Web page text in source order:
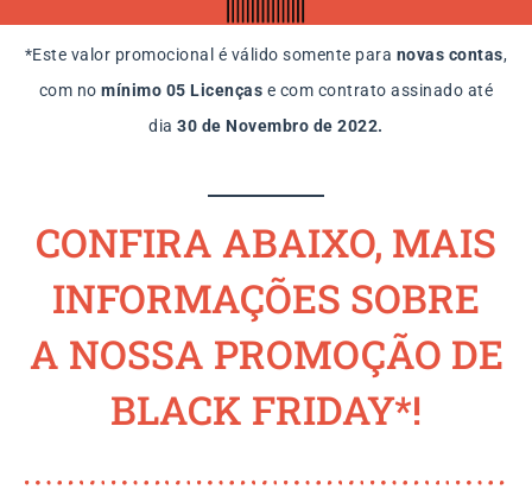
*Este valor promocional é válido somente para novas contas,
com nomínimo 05 Licenças e com contrato assinado até
dia30 de Novembro de 2022.
CONFIRA ABAIXO, MAIS
INFORMAÇÕES SOBRE
A NOSSA PROMOÇÃO DE
BLACK FRIDAY*!